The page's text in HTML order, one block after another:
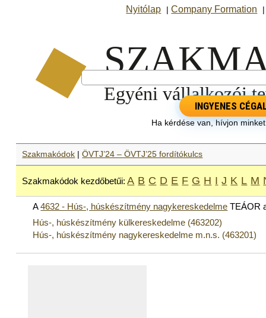
Nyitólap |Company Formation
INGYENES
Ha kérdése van, hívjon
Szakmakódok |ÖVTJ’24 – ÖVTJ’25 fordítókulcs
Szakmakódok kezdőbetűi: A B C D E F G H I J K L M
A4632 - Hús-, húskészítmény nagykereskedelme TEÁOR
Hús-, húskészítmény külkereskedelme (463202)
Hús-, húskészítmény nagykereskedelme m.n.s. (463201)